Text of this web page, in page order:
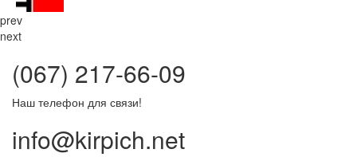
prev
next
(067) 217-66-09
Наш телефон для связи!
info@kirpich.net